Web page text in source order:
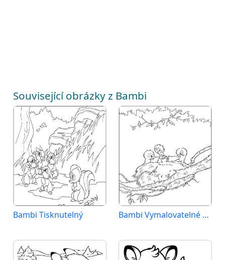
Související obrázky z Bambi
Bambi Tisknutelný Bambi Vymalovatelné pro Děti